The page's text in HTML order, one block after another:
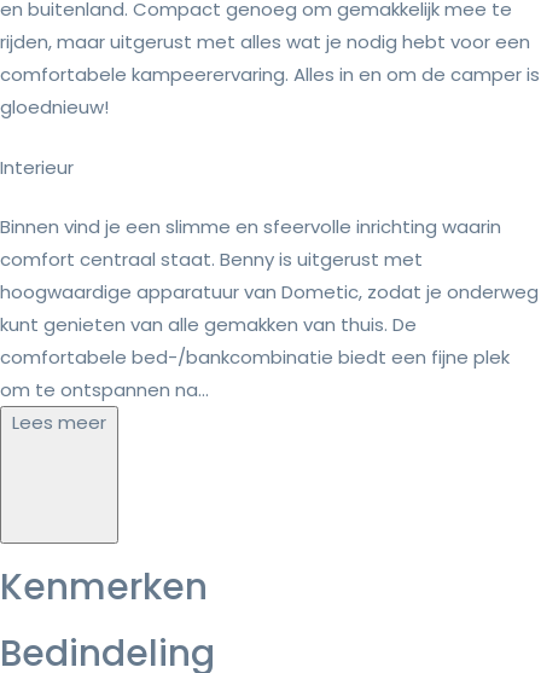
en buitenland. Compact genoeg om gemakkelijk mee te
rijden, maar uitgerust met alles wat je nodig hebt voor een
comfortabele kampeerervaring. Alles in en om de camper is
gloednieuw!
Interieur
Binnen vind je een slimme en sfeervolle inrichting waarin
comfort centraal staat. Benny is uitgerust met
hoogwaardige apparatuur van Dometic, zodat je onderweg
kunt genieten van alle gemakken van thuis. De
comfortabele bed-/bankcombinatie biedt een fijne plek
om te ontspannen na...
Lees meer
Kenmerken
Bedindeling